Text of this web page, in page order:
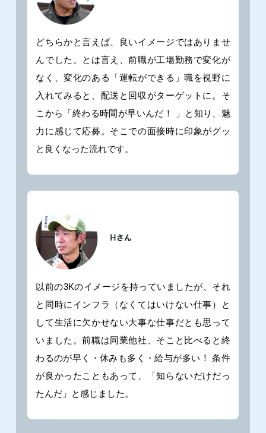
どちらかと言えば、良いイメージではありませ
んでした。とは言え、前職が工場勤務で変化が
なく、変化のある「運転ができる」職を視野に
入れてみると、配送と回収がターゲットに。そ
こから「終わる時間が早いんだ！ 」と知り、魅
力に感じて応募。そこでの面接時に印象がグッ
と良くなった流れです。
以前の3Kのイメージを持っていましたが、それ
と同時にインフラ（なくてはいけない仕事）と
して生活に欠かせない大事な仕事だとも思って
いました。前職は同業他社、そこと比べると終
わるのが早く・休みも多く・給与が多い！ 条件
が良かったこともあって、「知らないだけだっ
たんだ」と感じました。